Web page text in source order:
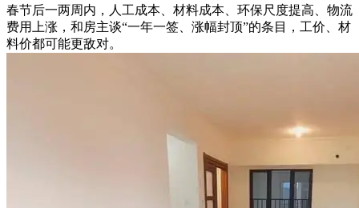
春节后一两周内，人工成本、材料成本、环保尺度提高、物流
费用上涨，和房主谈“一年一签、涨幅封顶”的条目，工价、材
料价都可能更敌对。